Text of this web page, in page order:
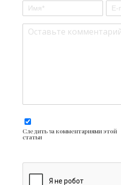
Следить за комментариями этой
статьи